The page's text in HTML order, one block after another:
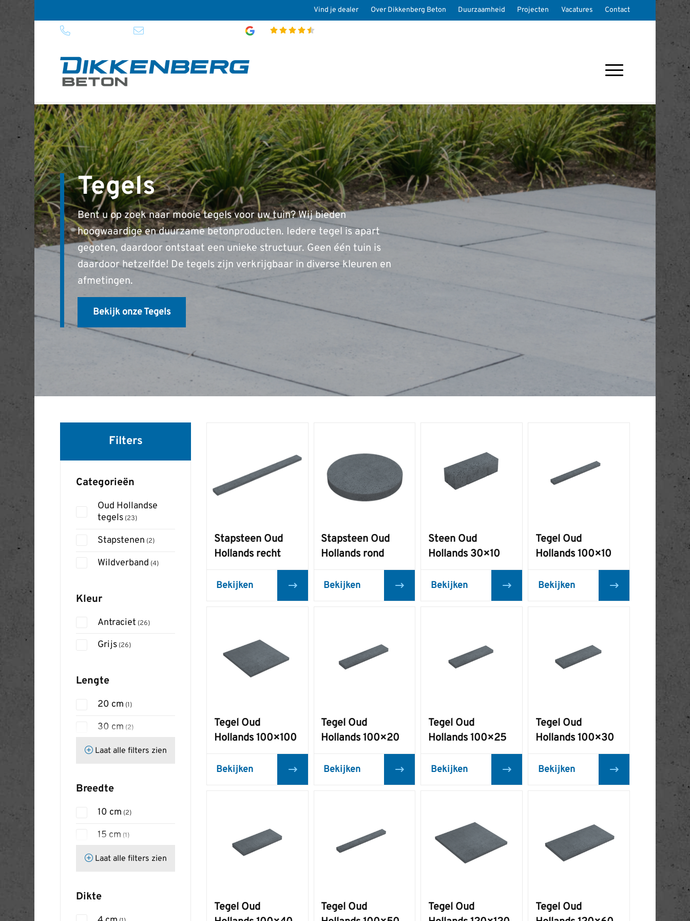
Vind je dealer Over Dikkenberg Beton Duurzaamheid Projecten Vacatures Contact
Tegels
Bent u op zoek naar mooie tegels voor uw tuin? Wij bieden
hoogwaardige en duurzame betonproducten. Iedere tegel is apart
gegoten, daardoor ontstaat een unieke structuur. Geen één tuin is
daardoor hetzelfde! De tegels zijn verkrijgbaar in diverse kleuren en
afmetingen.
Bekijk onze Tegels
Filters
Categorieën
Oud Hollandse
tegels (23)
Stapstenen (2)
Wildverband (4)
Kleur
Antraciet (26)
Grijs (26)
Lengte
20 cm (1)
30 cm (2)
40 cm (1)
60 cm
80 cm (2)
100 cm
120 cm (1)
Laat alle filters zien
Breedte
10 cm (2)
15 cm (1)
20 cm (2)
30 cm
Laat alle filters zien
Dikte
Stapsteen Oud
Hollands recht
Bekijken
Stapsteen Oud
Hollands rond
Bekijken
Steen Oud
Hollands 30×10
Bekijken
Tegel Oud
Hollands 100×10
Bekijken
Tegel Oud
Hollands 100×100
Bekijken
Tegel Oud
Hollands 100×20
Bekijken
Tegel Oud
Hollands 100×25
Bekijken
Tegel Oud
Hollands 100×30
Bekijken
Tegel Oud
Tegel Oud
Tegel Oud
Tegel Oud